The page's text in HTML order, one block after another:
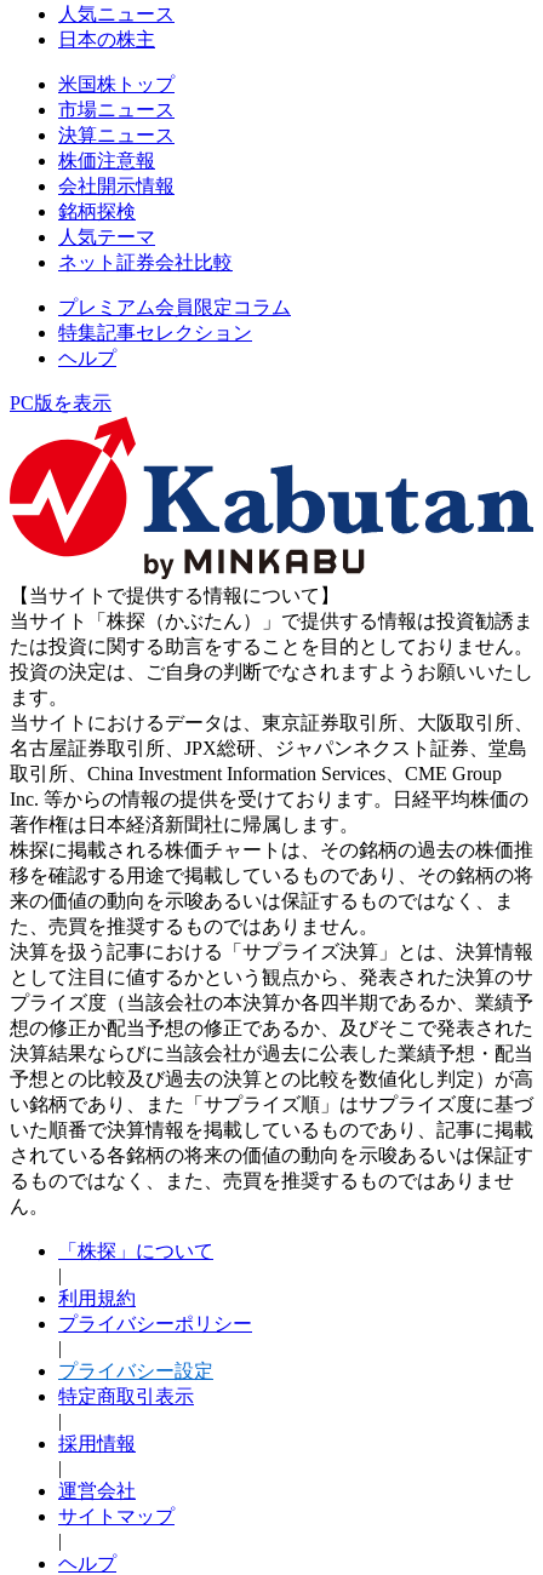
人気ニュース
日本の株主
米国株トップ
市場ニュース
決算ニュース
株価注意報
会社開示情報
銘柄探検
人気テーマ
ネット証券会社比較
プレミアム会員限定コラム
特集記事セレクション
ヘルプ
PC版を表示
【当サイトで提供する情報について】
当サイト「株探（かぶたん）」で提供する情報は投資勧誘ま
たは投資に関する助言をすることを目的としておりません。
投資の決定は、ご自身の判断でなされますようお願いいたし
ます。
当サイトにおけるデータは、東京証券取引所、大阪取引所、
名古屋証券取引所、JPX総研、ジャパンネクスト証券、堂島
取引所、China Investment Information Services、CME Group
Inc. 等からの情報の提供を受けております。日経平均株価の
著作権は日本経済新聞社に帰属します。
株探に掲載される株価チャートは、その銘柄の過去の株価推
移を確認する用途で掲載しているものであり、その銘柄の将
来の価値の動向を示唆あるいは保証するものではなく、ま
た、売買を推奨するものではありません。
決算を扱う記事における「サプライズ決算」とは、決算情報
として注目に値するかという観点から、発表された決算のサ
プライズ度（当該会社の本決算か各四半期であるか、業績予
想の修正か配当予想の修正であるか、及びそこで発表された
決算結果ならびに当該会社が過去に公表した業績予想・配当
予想との比較及び過去の決算との比較を数値化し判定）が高
い銘柄であり、また「サプライズ順」はサプライズ度に基づ
いた順番で決算情報を掲載しているものであり、記事に掲載
されている各銘柄の将来の価値の動向を示唆あるいは保証す
るものではなく、また、売買を推奨するものではありませ
ん。
「株探」について
|
利用規約
プライバシーポリシー
|
プライバシー設定
特定商取引表示
|
採用情報
|
運営会社
サイトマップ
|
ヘルプ